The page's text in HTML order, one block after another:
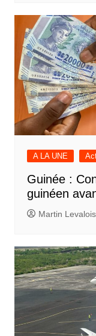
A LA UNE
Guinée :
guinéen
Martin Levalois